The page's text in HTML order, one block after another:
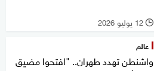
l 12 يوليو 2026
عالم
واشنطن تهدد طهران.. "افتحوا مضيق